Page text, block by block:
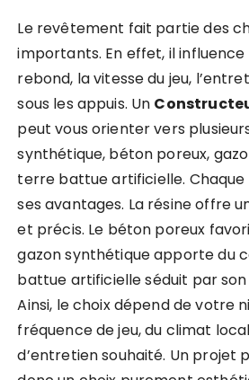
Le revêtement fait partie des
importants. En effet, il
rebond, la vitesse du jeu,
sous les appuis. Un
peut vous orienter vers
synthétique, béton poreux,
terre battue artificielle.
ses avantages. La résine offre
et précis. Le béton poreux
gazon synthétique apporte du
battue artificielle séduit par son
Ainsi, le choix dépend de votre
fréquence de jeu, du climat
d’entretien souhaité. Un projet